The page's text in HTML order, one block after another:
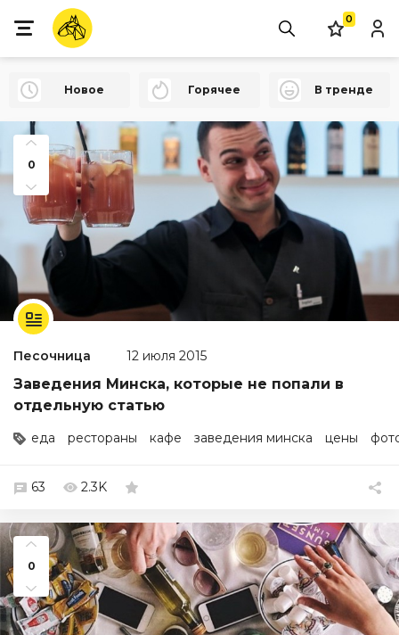
0
Новое Горячее В тренде
0
Песочница 12 июля 2015
Заведения Минска, которые не попали в
отдельную статью
еда рестораны кафе заведения минска цены
63 2.3K
0